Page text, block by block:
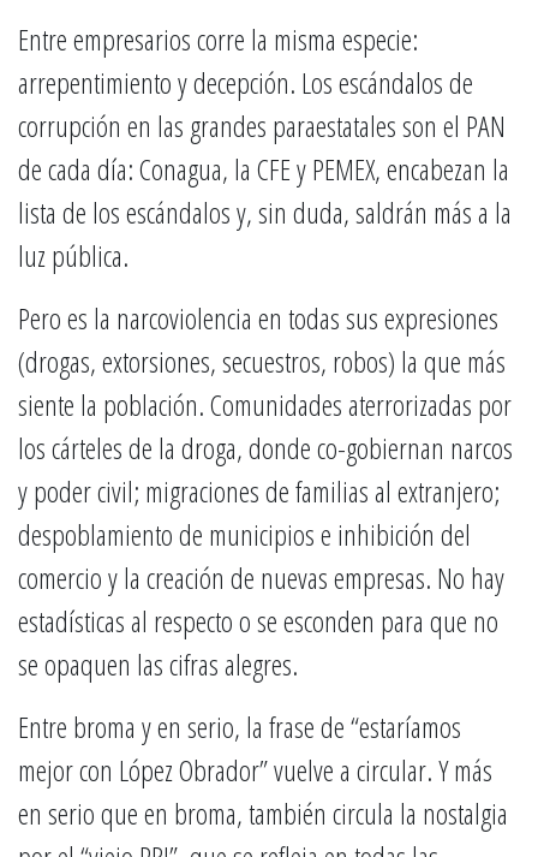
Entre empresarios corre la misma especie:
arrepentimiento y decepción. Los escándalos de
corrupción en las grandes paraestatales son el PAN
de cada día: Conagua, la CFE y PEMEX, encabezan la
lista de los escándalos y, sin duda, saldrán más a la
luz pública.
Pero es la narcoviolencia en todas sus expresiones
(drogas, extorsiones, secuestros, robos) la que más
siente la población. Comunidades aterrorizadas por
los cárteles de la droga, donde co-gobiernan narcos
y poder civil; migraciones de familias al extranjero;
despoblamiento de municipios e inhibición del
comercio y la creación de nuevas empresas. No hay
estadísticas al respecto o se esconden para que no
se opaquen las cifras alegres.
Entre broma y en serio, la frase de “estaríamos
mejor con López Obrador” vuelve a circular. Y más
en serio que en broma, también circula la nostalgia